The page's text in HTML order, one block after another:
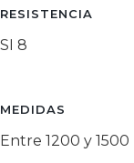
RESISTENCIA
SI 8
MEDIDAS
Entre 1200 y 1500